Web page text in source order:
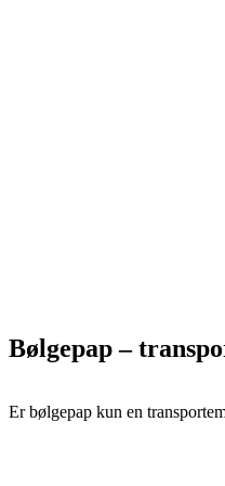
Bølgepap –
Er bølgepap kun en